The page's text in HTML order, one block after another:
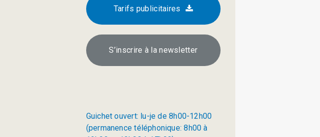
Tarifs publicitaires
S’inscrire à la newsletter
Guichet ouvert: lu-je de 8h00-12h00
(permanence téléphonique: 8h00 à